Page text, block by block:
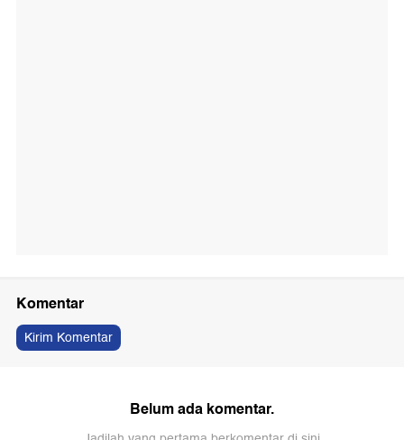
Komentar
Kirim Komentar
Belum ada komentar.